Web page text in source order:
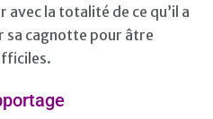
avec la totalité de ce qu’il a
sa cagnotte pour âtre